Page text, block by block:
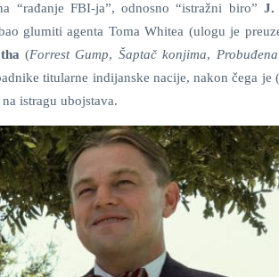
“rađanje FBI-ja”, odnosno “istražni biro” J.
glumiti agenta Toma Whitea (ulogu je
(Forrest Gump, Šaptač konjima,
titularne indijanske nacije, nakon čega je
istragu ubojstava.